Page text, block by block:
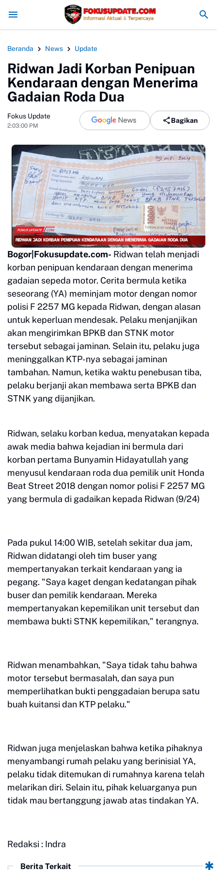
Redam Konflik, Kapolres Bogor Minta PT PMC Tunda
Beranda News Update
Ridwan Jadi Korban Penipuan
Kendaraan dengan Menerima
Gadaian Roda Dua
Fokus Update
2:03:00 PM
Bagikan
Bogor|Fokusupdate.com- Ridwan telah menjadi
korban penipuan kendaraan dengan menerima
gadaian sepeda motor. Cerita bermula ketika
seseorang (YA) meminjam motor dengan nomor
polisi F 2257 MG kepada Ridwan, dengan alasan
untuk keperluan mendesak. Pelaku menjanjikan
akan mengirimkan BPKB dan STNK motor
tersebut sebagai jaminan. Selain itu, pelaku juga
meninggalkan KTP-nya sebagai jaminan
tambahan. Namun, ketika waktu penebusan tiba,
pelaku berjanji akan membawa serta BPKB dan
STNK yang dijanjikan.
Ridwan, selaku korban kedua, menyatakan kepada
awak media bahwa kejadian ini bermula dari
korban pertama Bunyamin Hidayatullah yang
menyusul kendaraan roda dua pemilik unit Honda
Beat Street 2018 dengan nomor polisi F 2257 MG
yang bermula di gadaikan kepada Ridwan (9/24)
Pada pukul 14:00 WIB, setelah sekitar dua jam,
Ridwan didatangi oleh tim buser yang
mempertanyakan terkait kendaraan yang ia
pegang. "Saya kaget dengan kedatangan pihak
buser dan pemilik kendaraan. Mereka
mempertanyakan kepemilikan unit tersebut dan
membawa bukti STNK kepemilikan," terangnya.
Ridwan menambahkan, "Saya tidak tahu bahwa
motor tersebut bermasalah, dan saya pun
memperlihatkan bukti penggadaian berupa satu
buah kuitansi dan KTP pelaku."
Ridwan juga menjelaskan bahwa ketika pihaknya
menyambangi rumah pelaku yang berinisial YA,
pelaku tidak ditemukan di rumahnya karena telah
melarikan diri. Selain itu, pihak keluarganya pun
tidak mau bertanggung jawab atas tindakan YA.
Redaksi : Indra
Berita Terkait